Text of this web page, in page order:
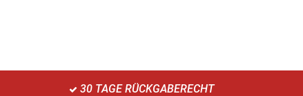
30 TAGE RÜCKGABERECHT